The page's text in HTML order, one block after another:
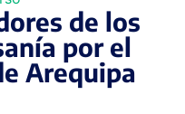
de los
por el
Arequipa